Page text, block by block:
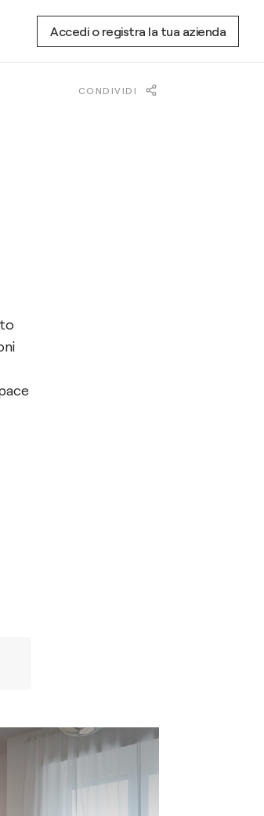
Accedi o registra la tua azienda
CONDIVIDI